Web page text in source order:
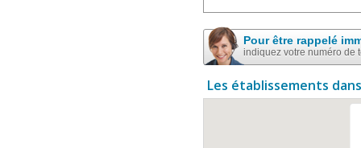
Pour être rappelé
indiquez votre numéro de
Les établissements